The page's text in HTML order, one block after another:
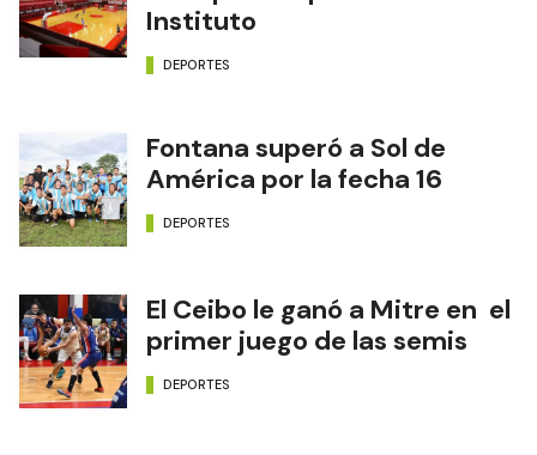
Instituto
DEPORTES
Fontana superó a Sol de
América por la fecha 16
DEPORTES
El Ceibo le ganó a Mitre en el
primer juego de las semis
DEPORTES